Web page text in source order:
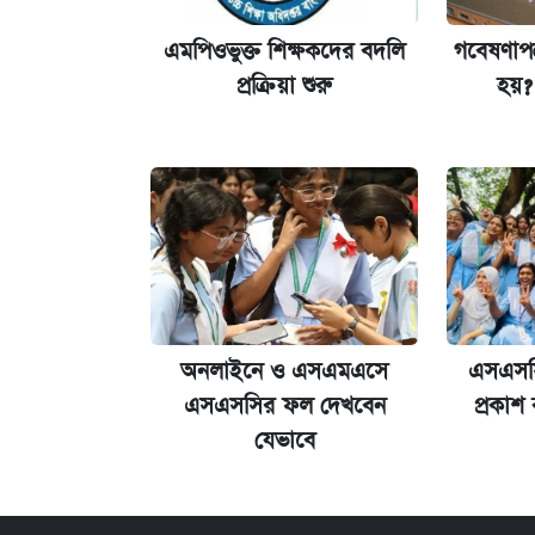
জুলাই স্মৃতি জাদুঘরে যেতে টিকিট
এমপিওভুক্ত শিক্ষকদের বদলি
প্রক্রিয়া শুরু
হয়?
অনলাইনে ও এসএমএসে
এসএসসির ফল দেখবেন
যেভাবে
প্রকাশ